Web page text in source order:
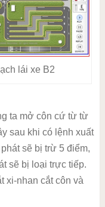
lái xe B2
ta mở côn cứ từ từ
sau khi có lệnh xuất
sẽ bị trừ 5 điểm,
sẽ bị loại trực tiếp.
xi-nhan cắt côn và